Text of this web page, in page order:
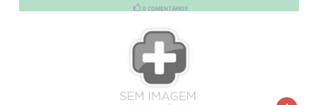
0 COMENTÁRIOS